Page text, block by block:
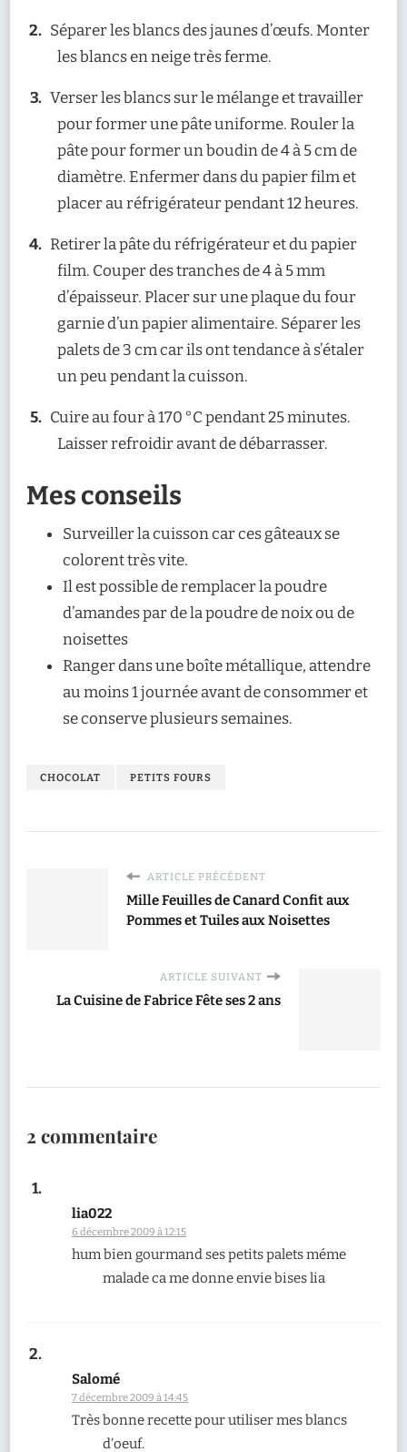
Séparer les blancs des jaunes d’œufs. Monter
les blancs en neige très ferme.
Verser les blancs sur le mélange et travailler
pour former une pâte uniforme. Rouler la
pâte pour former un boudin de 4 à 5 cm de
diamètre. Enfermer dans du papier film et
placer au réfrigérateur pendant 12 heures.
Retirer la pâte du réfrigérateur et du papier
film. Couper des tranches de 4 à 5 mm
d’épaisseur. Placer sur une plaque du four
garnie d’un papier alimentaire. Séparer les
palets de 3 cm car ils ont tendance à s’étaler
un peu pendant la cuisson.
Cuire au four à 170 °C pendant 25 minutes.
Laisser refroidir avant de débarrasser.
Mes conseils
Surveiller la cuisson car ces gâteaux se
colorent très vite.
Il est possible de remplacer la poudre
d’amandes par de la poudre de noix ou de
noisettes
Ranger dans une boîte métallique, attendre
au moins 1 journée avant de consommer et
se conserve plusieurs semaines.
CHOCOLAT PETITS FOURS
ARTICLE PRÉCÉDENT
Mille Feuilles de Canard Confit aux
Pommes et Tuiles aux Noisettes
ARTICLE SUIVANT
La Cuisine de Fabrice Fête ses 2 ans
2 commentaire
lia022
6 décembre 2009 à 12:15
hum bien gourmand ses petits palets méme
malade ca me donne envie bises lia
Salomé
7 décembre 2009 à 14:45
Très bonne recette pour utiliser mes blancs
d’oeuf.